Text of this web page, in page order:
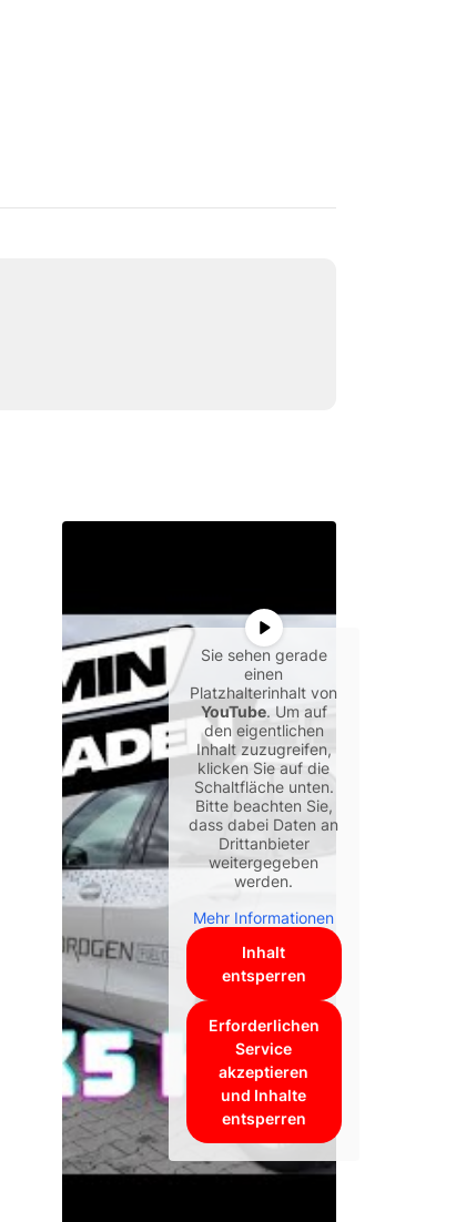
Sie sehen gerade
einen
Platzhalterinhalt von
YouTube. Um auf
den eigentlichen
Inhalt zuzugreifen,
klicken Sie auf die
Schaltfläche unten.
Bitte beachten Sie,
dass dabei Daten an
Drittanbieter
weitergegeben
werden.
Mehr Informationen
Inhalt
entsperren
Erforderlichen
Service
akzeptieren
und Inhalte
entsperren